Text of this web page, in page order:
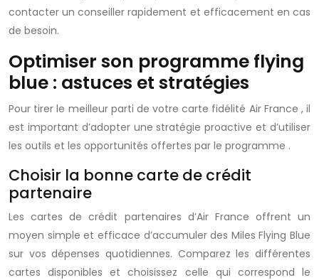
contacter un conseiller rapidement et efficacement en cas
de besoin.
Optimiser son programme flying
blue : astuces et stratégies
Pour tirer le meilleur parti de votrecarte fidélité Air France , il
est important d’adopter une stratégie proactive et d’utiliser
les outils et les opportunités offertes par le programme .
Choisir la bonne carte de crédit
partenaire
Les cartes de crédit partenaires d’Air France offrent un
moyen simple et efficace d’accumuler des Miles Flying Blue
sur vos dépenses quotidiennes. Comparez les différentes
cartes disponibles et choisissez celle qui correspond le